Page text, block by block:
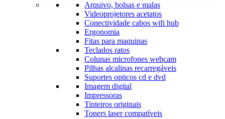
Arquivo, bolsas e malas
Videoprojetores acetatos
Conectividade cabos wifi hub
Ergonomia
Fitas para maquinas
Teclados ratos
Colunas microfones webcam
Pilhas alcalinas recarregáveis
Suportes opticos cd e dvd
Imagem digital
Impressoras
Tinteiros originais
Toners laser compatíveis